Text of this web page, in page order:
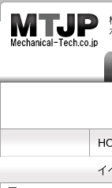
メ
イ
テ
イ